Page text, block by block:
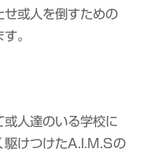
せ或人を倒すための
。
人達のいる学校に
駆けつけたA.I.M.Sの